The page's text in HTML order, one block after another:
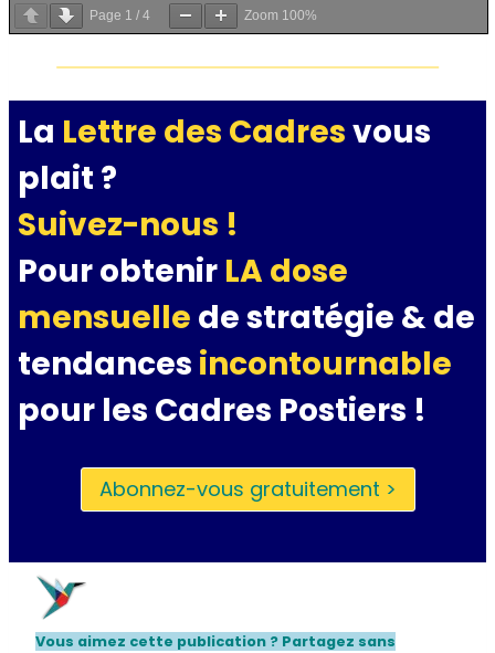
Page 1 / 4 Zoom 100%
La Lettre des Cadresvous
plait ?
Suivez-nous !
Pour obtenir LA dose
mensuelle de stratégie & de
tendances incontournable
pour les Cadres Postiers !
Abonnez-vous gratuitement >
Vous aimez cette publication ? Partagez sans